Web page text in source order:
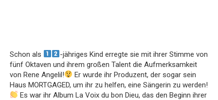
Schon als
-jähriges Kind erregte sie mit ihrer Stimme von
fünf Oktaven und ihrem großen Talent die Aufmerksamkeit
von Rene Angelil!
Er wurde ihr Produzent, der sogar sein
Haus MORTGAGED, um ihr zu helfen, eine Sängerin zu werden!
Es war ihr Album La Voix du bon Dieu, das den Beginn ihrer